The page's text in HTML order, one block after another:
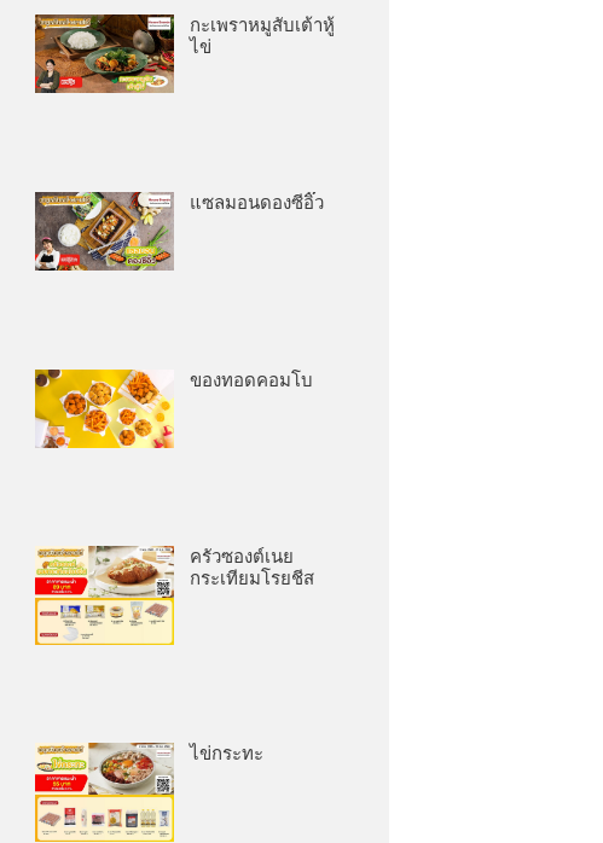
กะเพราหมูสับเต้าหู้
ไข่
แซลมอนดองซีอิ๊ว
ของทอดคอมโบ
ครัวซองต์เนย
กระเทียมโรยชีส
ไข่กระทะ